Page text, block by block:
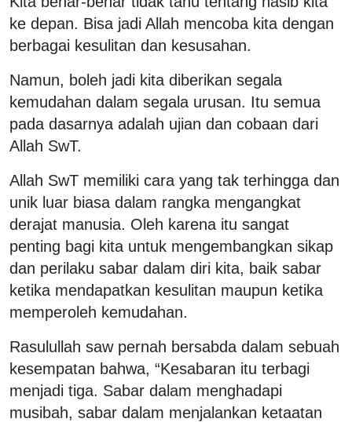
ke depan. Bisa jadi Allah mencoba kita dengan
berbagai kesulitan dan kesusahan.
Namun, boleh jadi kita diberikan segala
kemudahan dalam segala urusan. Itu semua
pada dasarnya adalah ujian dan cobaan dari
Allah SwT.
Allah SwT memiliki cara yang tak terhingga dan
unik luar biasa dalam rangka mengangkat
derajat manusia. Oleh karena itu sangat
penting bagi kita untuk mengembangkan sikap
dan perilaku sabar dalam diri kita, baik sabar
ketika mendapatkan kesulitan maupun ketika
memperoleh kemudahan.
Rasulullah saw pernah bersabda dalam sebuah
kesempatan bahwa, “Kesabaran itu terbagi
menjadi tiga. Sabar dalam menghadapi
musibah, sabar dalam menjalankan ketaatan